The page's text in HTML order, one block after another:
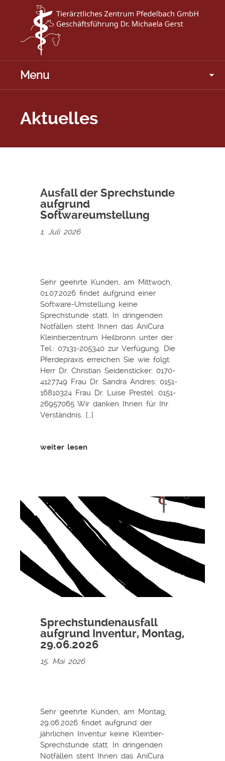
Menu
Aktuelles
Ausfall der Sprechstunde
aufgrund
Softwareumstellung
1. Juli 2026
Sehr geehrte Kunden, am Mittwoch,
01.07.2026 findet aufgrund einer
Software-Umstellung keine
Sprechstunde statt. In dringenden
Notfällen steht Ihnen das AniCura
Kleintierzentrum Heilbronn unter der
Tel.: 07131-205340 zur Verfügung. Die
Pferdepraxis erreichen Sie wie folgt:
Herr Dr. Christian Seidensticker: 0170-
4127749 Frau Dr. Sandra Andres: 0151-
16810324 Frau Dr. Luise Prestel: 0151-
26957065 Wir danken Ihnen für Ihr
Verständnis. […]
weiter lesen
Sprechstundenausfall
aufgrund Inventur, Montag,
29.06.2026
15. Mai 2026
Sehr geehrte Kunden, am Montag,
29.06.2026 findet aufgrund der
jährlichen Inventur keine Kleintier-
Sprechstunde statt. In dringenden
Notfällen steht Ihnen das AniCura